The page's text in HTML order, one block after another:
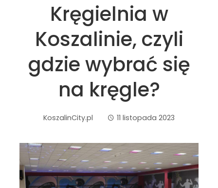
Kręgielnia w
Koszalinie, czyli
gdzie wybrać się
na kręgle?
KoszalinCity.pl 11 listopada 2023